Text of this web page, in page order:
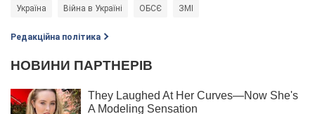
Україна Війна в Україні ОБСЄ ЗМІ
Редакційна політика